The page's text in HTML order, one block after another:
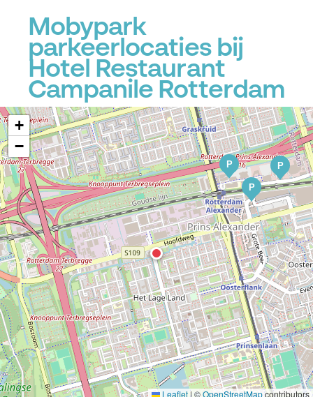
Mobypark
parkeerlocaties bij
Hotel Restaurant
Campanile Rotterdam
P
P
P
+
−
Leaflet|©OpenStreetMapcontributors